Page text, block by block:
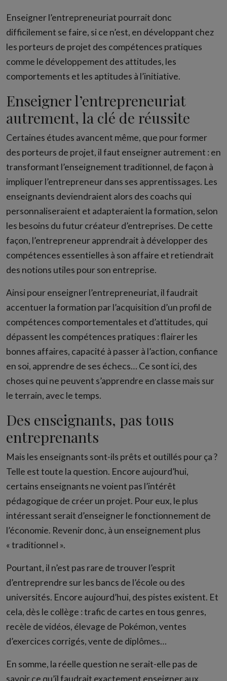
Enseigner l’entrepreneuriat pourrait donc
difficilement se faire, si ce n’est, en développant chez
les porteurs de projet des compétences pratiques
comme le développement des attitudes, les
comportements et les aptitudes à l’initiative.
Enseigner l’entrepreneuriat
autrement, la clé de réussite
Certaines études avancent même, que pour former
des porteurs de projet, il faut enseigner autrement : en
transformant l’enseignement traditionnel, de façon à
impliquer l’entrepreneur dans ses apprentissages. Les
enseignants deviendraient alors des coachs qui
personnaliseraient et adapteraient la formation, selon
les besoins du futur créateur d’entreprises. De cette
façon, l’entrepreneur apprendrait à développer des
compétences essentielles à son affaire et retiendrait
des notions utiles pour son entreprise.
Ainsi pour enseigner l’entrepreneuriat, il faudrait
accentuer la formation par l’acquisition d’un profil de
compétences comportementales et d’attitudes, qui
dépassent les compétences pratiques : flairer les
bonnes affaires, capacité à passer à l’action, confiance
en soi, apprendre de ses échecs… Ce sont ici, des
choses qui ne peuvent s’apprendre en classe mais sur
le terrain, avec le temps.
Des enseignants, pas tous
entreprenants
Mais les enseignants sont-ils prêts et outillés pour ça ?
Telle est toute la question. Encore aujourd’hui,
certains enseignants ne voient pas l’intérêt
pédagogique de créer un projet. Pour eux, le plus
intéressant serait d’enseigner le fonctionnement de
l’économie. Revenir donc, à un enseignement plus
« traditionnel ».
Pourtant, il n’est pas rare de trouver l’esprit
d’entreprendre sur les bancs de l’école ou des
universités. Encore aujourd’hui, des pistes existent. Et
cela, dès le collège : trafic de cartes en tous genres,
recèle de vidéos, élevage de Pokémon, ventes
d’exercices corrigés, vente de diplômes…
En somme, la réelle question ne serait-elle pas de